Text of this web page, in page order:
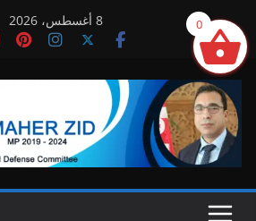
content
8 أغسطس، 2026 0